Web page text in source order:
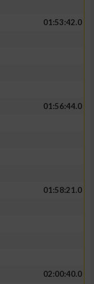
01:53:42.0
01:56:44.0
01:58:21.0
02:00:40.0